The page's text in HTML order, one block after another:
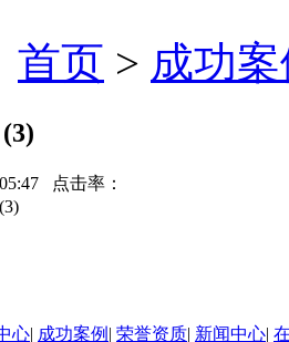
首页 > 成功
点击率：
心| 成功案例 | 荣誉资质| 新闻中心|